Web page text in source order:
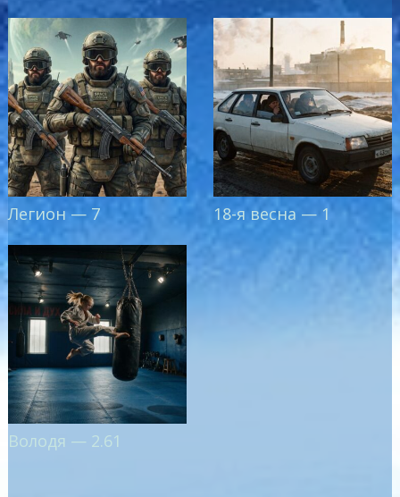
Легион — 7 18-я весна — 1
Володя — 2.61